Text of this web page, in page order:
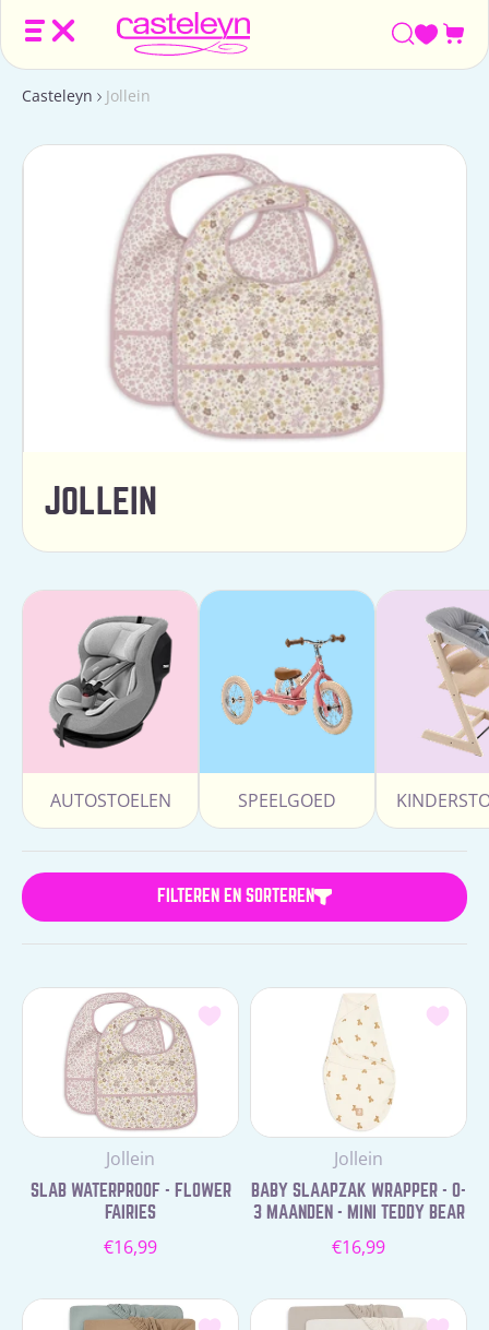
Casteleyn Jollein
JOLLEIN
AUTOSTOELEN SPEELGOED
FILTEREN EN SORTEREN
Leverancier:
Jollein
SLAB WATERPROOF - FLOWER
FAIRIES
Normale
€16,99
Leverancier:
Jollein
BABY SLAAPZAK WRAPPER - 0-
3 MAANDEN - MINI TEDDY BEAR
Normale
€16,99